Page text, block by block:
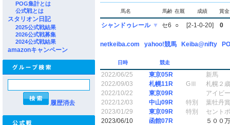
POG集計とは
公式戦とは
スタリオン日記
2025公式戦結果
2026公式戦募集
2024公式戦結果
amazonキャンペーン
履歴消去
馬名 馬齢 在厩 成績 賞金
シャンドゥレール ▼ セ6 ○ [2-1-0-20] 0
netkeiba.com yahoo!競馬 Keiba@nifty
日時 競走
2022/06/25 東京05R
新馬
2022/09/03
札幌11R GⅢ
札幌２
2022/10/22
東京09R
アイビ
2022/12/03
中山09R 特別
葉牡丹賞
2023/01/29
東京09R 特別
セント
2023/06/10
函館07R
５００